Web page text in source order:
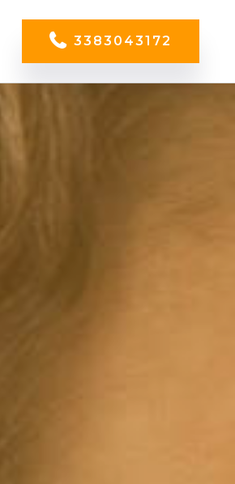
3383043172